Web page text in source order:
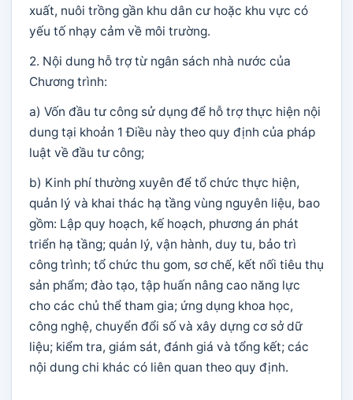
xuất, nuôi trồng gần khu dân cư hoặc khu vực có
yếu tố nhạy cảm về môi trường.
2. Nội dung hỗ trợ từ ngân sách nhà nước của
Chương trình:
a) Vốn đầu tư công sử dụng để hỗ trợ thực hiện nội
dung tại khoản 1 Điều này theo quy định của pháp
luật về đầu tư công;
b) Kinh phí thường xuyên để tổ chức thực hiện,
quản lý và khai thác hạ tầng vùng nguyên liệu, bao
gồm: Lập quy hoạch, kế hoạch, phương án phát
triển hạ tầng; quản lý, vận hành, duy tu, bảo trì
công trình; tổ chức thu gom, sơ chế, kết nối tiêu thụ
sản phẩm; đào tạo, tập huấn nâng cao năng lực
cho các chủ thể tham gia; ứng dụng khoa học,
công nghệ, chuyển đổi số và xây dựng cơ sở dữ
liệu; kiểm tra, giám sát, đánh giá và tổng kết; các
nội dung chi khác có liên quan theo quy định.